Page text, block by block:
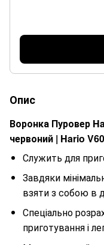
Опис
Воронка Пуровер
червоний | Hario
Служить для
Завдяки
взяти з собою в
Спеціально
приготування і